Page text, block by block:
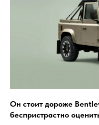
Он стоит дороже
беспристрастно